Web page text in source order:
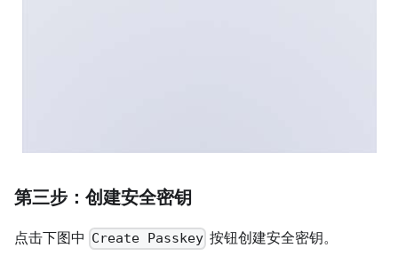
第三步：创建安全密钥
点击下图中 Create Passkey 按钮创建安全密钥。